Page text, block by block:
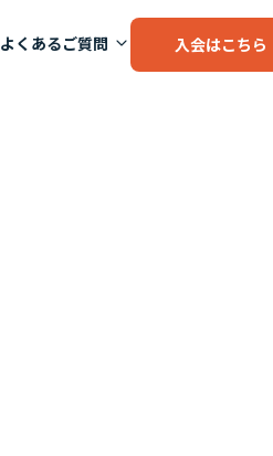
よくあるご質問 入会はこちら